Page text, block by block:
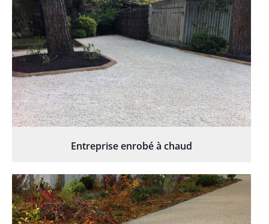
Entreprise enrobé à chaud